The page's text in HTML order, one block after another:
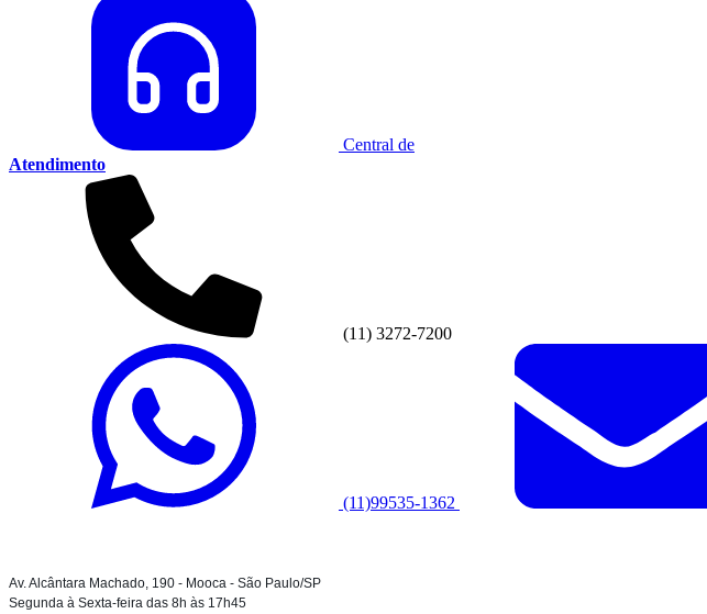
Central de
Atendimento
(11) 3272-7200
(11)99535-1362
Av. Alcântara Machado, 190 - Mooca - São Paulo/SP
Segunda à Sexta-feira das 8h às 17h45